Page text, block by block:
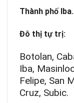
Thành phố Iba.
Đô thị tự trị:
Botolan,
Iba,
Felipe, San
Cruz, Subic.